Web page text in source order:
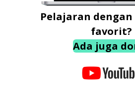
Pelajaran
favorit?
Ada juga